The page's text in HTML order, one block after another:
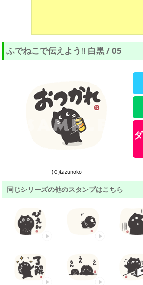
ふでねこで伝えよう!! 白黒 / 05
(Ｃ)kazunoko
同じシリーズの他のスタンプはこちら